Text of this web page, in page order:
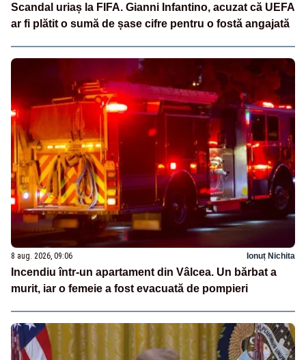
Scandal uriaș la FIFA. Gianni Infantino, acuzat că UEFA
ar fi plătit o sumă de șase cifre pentru o fostă angajată
8 aug. 2026, 09:06 Ionuț Nichita
Incendiu într-un apartament din Vâlcea. Un bărbat a
murit, iar o femeie a fost evacuată de pompieri